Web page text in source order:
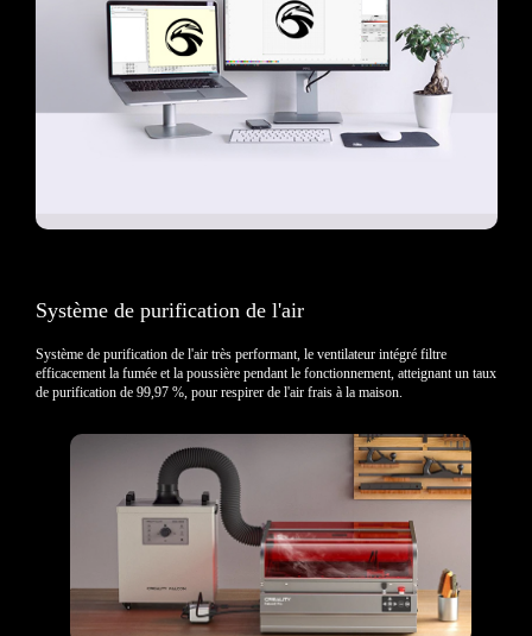
Système de purification de l'air
Système de purification de l'air très performant, le ventilateur intégré filtre
efficacement la fumée et la poussière pendant le fonctionnement, atteignant un taux
de purification de 99,97 %, pour respirer de l'air frais à la maison.